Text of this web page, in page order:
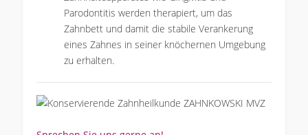
Parodontitis werden therapiert, um das
Zahnbett und damit die stabile Verankerung
eines Zahnes in seiner knöchernen Umgebung
zu erhalten.